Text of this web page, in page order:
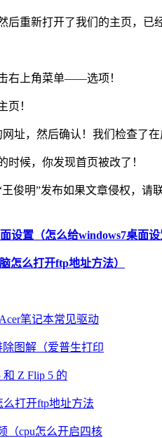
重新打开了我们的主页，已
右上角菜单——选项！
页！
址，然后确认！我们检查了
时候，你发现首页被改了！
俊明”发布如果文章侵权，请
设置（怎么给windows7桌面设
怎么打开ftp地址方法）
笔记本常见驱动
图解（爱普生打印
和 Z Flip 5 的
打开ftp地址方法
（cpu怎么开启四核